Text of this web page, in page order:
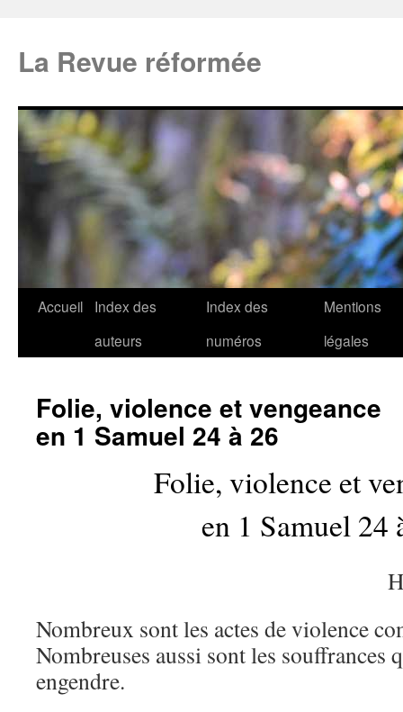
La Revue réformée
Accueil
Index des
auteurs
Index des
numéros
Mentions
légales
Folie, violence et vengeance
en 1 Samuel 24 à 26
Folie, violence et
en 1 Samuel 24
Nombreux sont les actes de violence
Nombreuses aussi sont les souffrances
engendre.